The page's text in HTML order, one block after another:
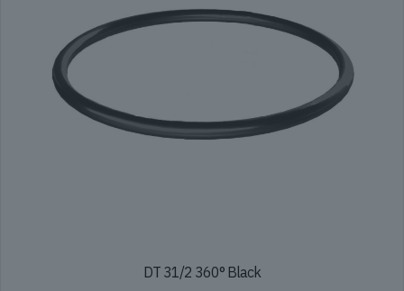
DT 31/2 360° Black